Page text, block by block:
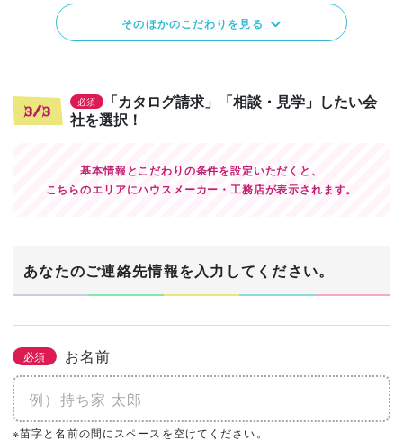
そのほかのこだわりを見る
3/3
必須
「カタログ請求」「相談・見学」したい会
社を選択！
基本情報とこだわりの条件を設定いただくと、
こちらのエリアにハウスメーカー・工務店が表示されます。
あなたのご連絡先情報を入力してください。
必須 お名前
※苗字と名前の間にスペースを空けてください。